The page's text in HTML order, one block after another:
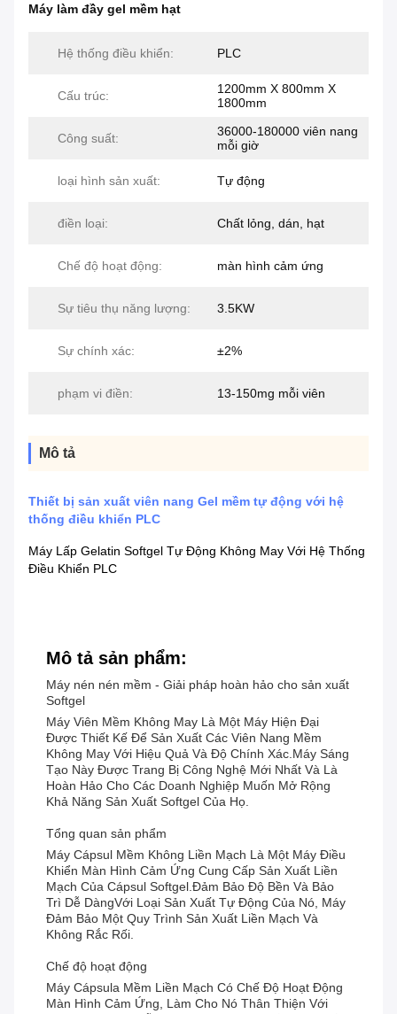
Máy làm đầy gel mềm hạt
Hệ thống điều khiển: PLC
Cấu trúc:
1200mm X 800mm X
1800mm
Công suất:
36000-180000 viên nang
mỗi giờ
loại hình sản xuất: Tự động
điền loại: Chất lỏng, dán, hạt
Chế độ hoạt động: màn hình cảm ứng
Sự tiêu thụ năng lượng: 3.5KW
Sự chính xác: ±2%
phạm vi điền: 13-150mg mỗi viên
Mô tả
Thiết bị sản xuất viên nang Gel mềm tự động với hệ
thống điều khiển PLC
Máy Lấp Gelatin Softgel Tự Động Không May Với Hệ Thống
Điều Khiển PLC
Mô tả sản phẩm:
Máy nén nén mềm - Giải pháp hoàn hảo cho sản xuất
Softgel
Máy Viên Mềm Không May Là Một Máy Hiện Đại
Được Thiết Kế Để Sản Xuất Các Viên Nang Mềm
Không May Với Hiệu Quả Và Độ Chính Xác.Máy Sáng
Tạo Này Được Trang Bị Công Nghệ Mới Nhất Và Là
Hoàn Hảo Cho Các Doanh Nghiệp Muốn Mở Rộng
Khả Năng Sản Xuất Softgel Của Họ.
Tổng quan sản phẩm
Máy Cápsul Mềm Không Liền Mạch Là Một Máy Điều
Khiển Màn Hình Cảm Ứng Cung Cấp Sản Xuất Liền
Mạch Của Cápsul Softgel.đảm Bảo Độ Bền Và Bảo
Trì Dễ DàngVới Loại Sản Xuất Tự Động Của Nó, Máy
Đảm Bảo Một Quy Trình Sản Xuất Liền Mạch Và
Không Rắc Rối.
Chế độ hoạt động
Máy Cápsula Mềm Liền Mạch Có Chế Độ Hoạt Động
Màn Hình Cảm Ứng, Làm Cho Nó Thân Thiện Với